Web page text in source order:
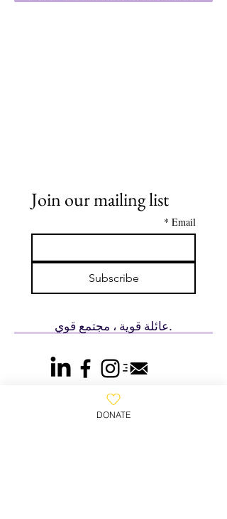
Join our mailing list
Email
*
Subscribe
عائلة قوية ، مجتمع قوي.
DONATE